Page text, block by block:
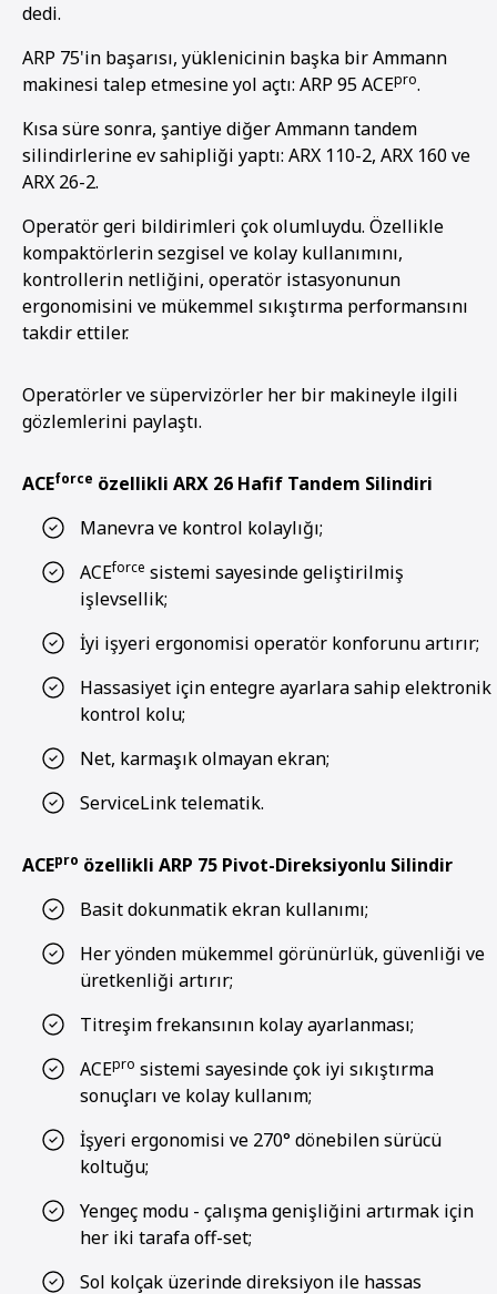
dedi.
ARP 75'in başarısı, yüklenicinin başka bir Ammann
makinesi talep etmesine yol açtı: ARP 95 ACEpro.
Kısa süre sonra, şantiye diğer Ammann tandem
silindirlerine ev sahipliği yaptı: ARX 110-2, ARX 160 ve
ARX 26-2.
Operatör geri bildirimleri çok olumluydu. Özellikle
kompaktörlerin sezgisel ve kolay kullanımını,
kontrollerin netliğini, operatör istasyonunun
ergonomisini ve mükemmel sıkıştırma performansını
takdir ettiler.
Operatörler ve süpervizörler her bir makineyle ilgili
gözlemlerini paylaştı.
ACEforce özellikli ARX 26 Hafif Tandem Silindiri
Manevra ve kontrol kolaylığı;
ACEforce sistemi sayesinde geliştirilmiş
işlevsellik;
İyi işyeri ergonomisi operatör konforunu artırır;
Hassasiyet için entegre ayarlara sahip elektronik
kontrol kolu;
Net, karmaşık olmayan ekran;
ServiceLink telematik.
ACEpro özellikli ARP 75 Pivot-Direksiyonlu Silindir
Basit dokunmatik ekran kullanımı;
Her yönden mükemmel görünürlük, güvenliği ve
üretkenliği artırır;
Titreşim frekansının kolay ayarlanması;
ACEpro sistemi sayesinde çok iyi sıkıştırma
sonuçları ve kolay kullanım;
İşyeri ergonomisi ve 270° dönebilen sürücü
koltuğu;
Yengeç modu - çalışma genişliğini artırmak için
her iki tarafa off-set;
Sol kolçak üzerinde direksiyon ile hassas